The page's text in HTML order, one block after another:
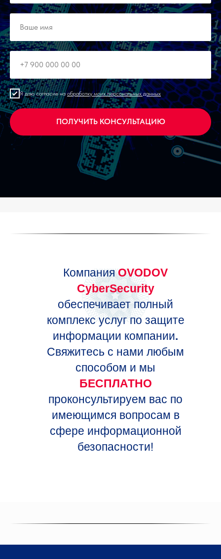
Я даю согласие наобработку моих персональных данных
ПОЛУЧИТЬ КОНСУЛЬТАЦИЮ
КомпанияOVODOV
CyberSecurity
обеспечивает полный
комплекс услуг по защите
информации компании.
Свяжитесь с нами любым
способом и мы
БЕСПЛАТНО
проконсультируем вас по
имеющимся вопросам в
сфере информационной
безопасности!